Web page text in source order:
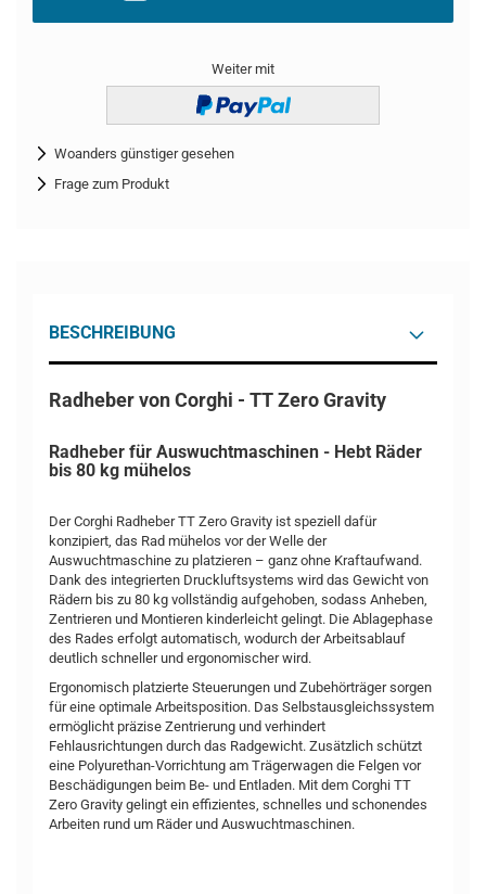
Weiter mit
Woanders günstiger gesehen
Frage zum Produkt
BESCHREIBUNG
Radheber von Corghi - TT Zero Gravity
Radheber für Auswuchtmaschinen - Hebt Räder
bis 80 kg mühelos
Der Corghi Radheber TT Zero Gravity ist speziell dafür
konzipiert, das Rad mühelos vor der Welle der
Auswuchtmaschine zu platzieren – ganz ohne Kraftaufwand.
Dank des integrierten Druckluftsystems wird das Gewicht von
Rädern bis zu 80 kg vollständig aufgehoben, sodass Anheben,
Zentrieren und Montieren kinderleicht gelingt. Die Ablagephase
des Rades erfolgt automatisch, wodurch der Arbeitsablauf
deutlich schneller und ergonomischer wird.
Ergonomisch platzierte Steuerungen und Zubehörträger sorgen
für eine optimale Arbeitsposition. Das Selbstausgleichssystem
ermöglicht präzise Zentrierung und verhindert
Fehlausrichtungen durch das Radgewicht. Zusätzlich schützt
eine Polyurethan-Vorrichtung am Trägerwagen die Felgen vor
Beschädigungen beim Be- und Entladen. Mit dem Corghi TT
Zero Gravity gelingt ein effizientes, schnelles und schonendes
Arbeiten rund um Räder und Auswuchtmaschinen.